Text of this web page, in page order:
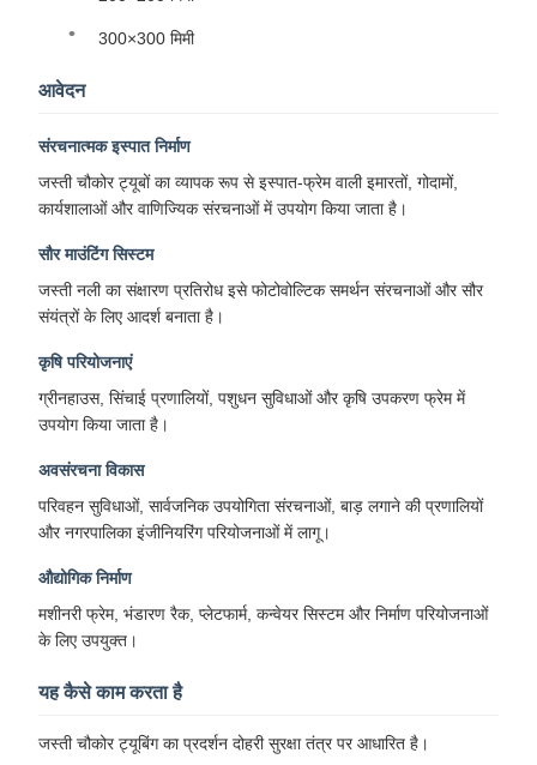
300×300 मिमी
आवेदन
संरचनात्मक इस्पात निर्माण
जस्ती चौकोर ट्यूबों का व्यापक रूप से इस्पात-फ्रेम वाली इमारतों, गोदामों,
कार्यशालाओं और वाणिज्यिक संरचनाओं में उपयोग किया जाता है।
सौर माउंटिंग सिस्टम
जस्ती नली का संक्षारण प्रतिरोध इसे फोटोवोल्टिक समर्थन संरचनाओं और सौर
संयंत्रों के लिए आदर्श बनाता है।
कृषि परियोजनाएं
ग्रीनहाउस, सिंचाई प्रणालियों, पशुधन सुविधाओं और कृषि उपकरण फ्रेम में
उपयोग किया जाता है।
अवसंरचना विकास
परिवहन सुविधाओं, सार्वजनिक उपयोगिता संरचनाओं, बाड़ लगाने की प्रणालियों
और नगरपालिका इंजीनियरिंग परियोजनाओं में लागू।
औद्योगिक निर्माण
मशीनरी फ्रेम, भंडारण रैक, प्लेटफार्म, कन्वेयर सिस्टम और निर्माण परियोजनाओं
के लिए उपयुक्त।
यह कैसे काम करता है
जस्ती चौकोर ट्यूबिंग का प्रदर्शन दोहरी सुरक्षा तंत्र पर आधारित है।